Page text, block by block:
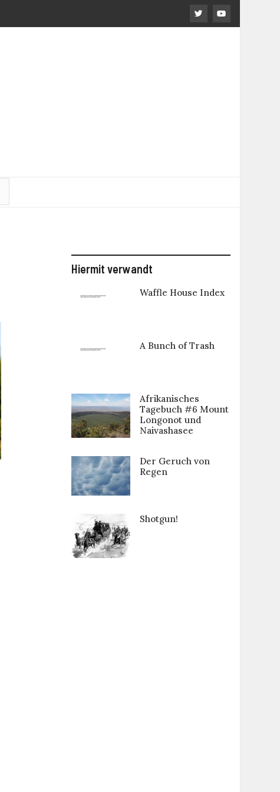
Hiermit verwandt
Waffle House Index
A Bunch of Trash
Afrikanisches
Tagebuch #6 Mount
Longonot und
Naivashasee
Der Geruch von
Regen
Shotgun!